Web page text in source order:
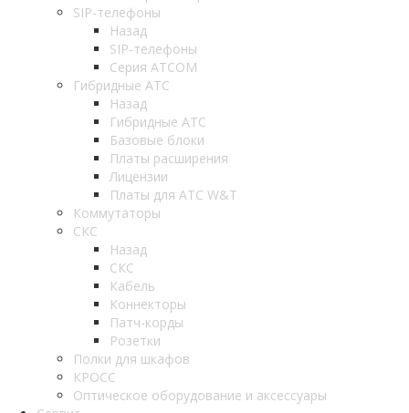
SIP-телефоны
Назад
SIP-телефоны
Серия ATCOM
Гибридные АТС
Назад
Гибридные АТС
Базовые блоки
Платы расширения
Лицензии
Платы для АТС W&T
Коммутаторы
СКС
Назад
СКС
Кабель
Коннекторы
Патч-корды
Розетки
Полки для шкафов
КРОСС
Оптическое оборудование и аксессуары